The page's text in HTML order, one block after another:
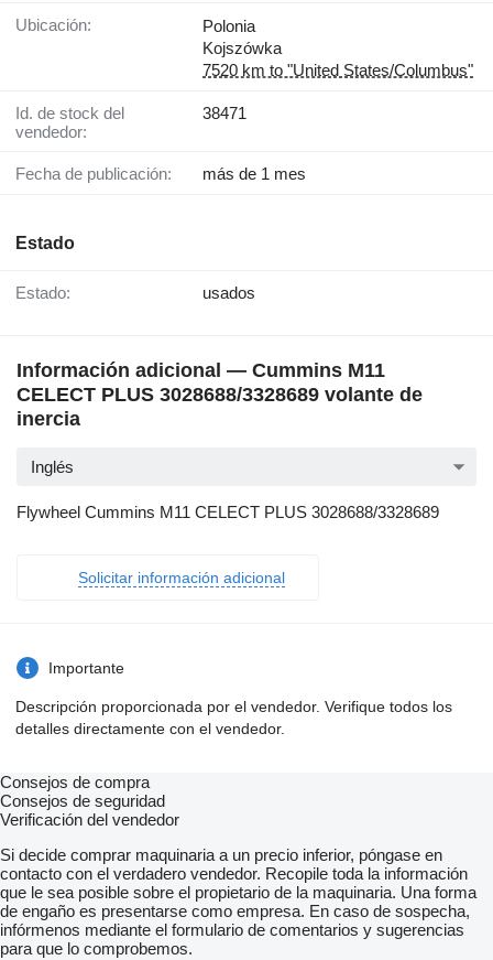
Ubicación:
Polonia
Kojszówka
7520 km to "United States/Columbus"
Id. de stock del
vendedor:
38471
Fecha de publicación: más de 1 mes
Estado
Estado: usados
Información adicional — Cummins M11
CELECT PLUS 3028688/3328689 volante de
inercia
Inglés
Flywheel Cummins M11 CELECT PLUS 3028688/3328689
Solicitar información adicional
Importante
Descripción proporcionada por el vendedor. Verifique todos los
detalles directamente con el vendedor.
Consejos de compra
Consejos de seguridad
Verificación del vendedor
Si decide comprar maquinaria a un precio inferior, póngase en
contacto con el verdadero vendedor. Recopile toda la información
que le sea posible sobre el propietario de la maquinaria. Una forma
de engaño es presentarse como empresa. En caso de sospecha,
infórmenos mediante el formulario de comentarios y sugerencias
para que lo comprobemos.